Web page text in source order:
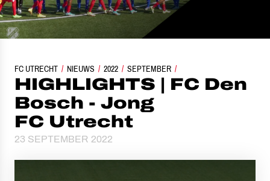
FC UTRECHT NIEUWS 2022 SEPTEMBER
HIGHLIGHTS | FC DEN BOSCH - JONG FC UTRECHT
HIGHLIGHTS | FC Den
Bosch - Jong
FC Utrecht
23 SEPTEMBER 2022